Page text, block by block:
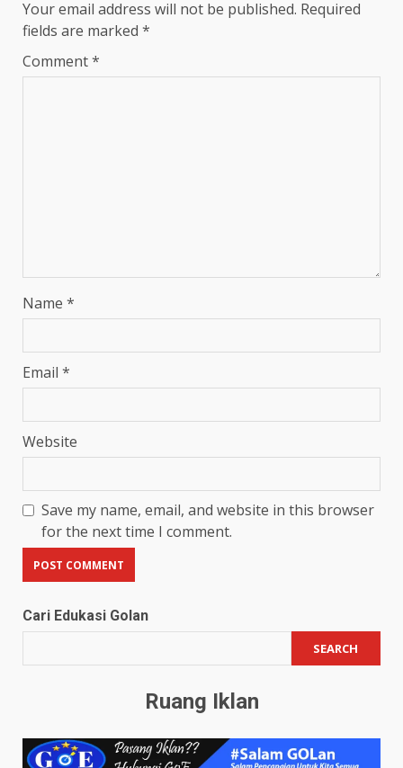
Your email address will not be published. Required
fields are marked *
Comment*
Name *
Email *
Website
Save my name, email, and website in this browser
for the next time I comment.
Cari Edukasi Golan
SEARCH
Ruang Iklan